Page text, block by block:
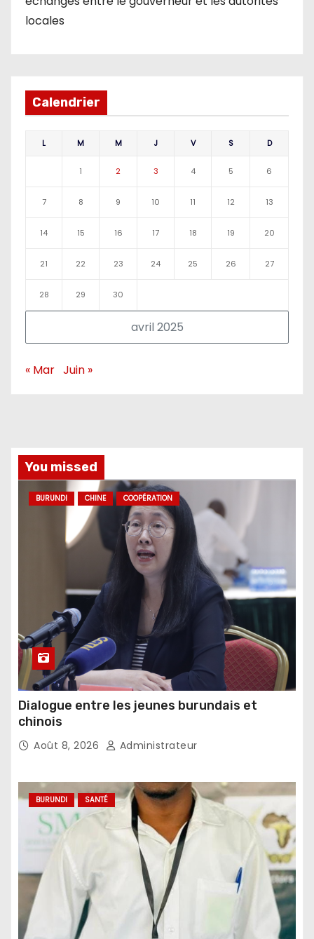
locales
Calendrier
avril 2025
L M M J V S D
1 2 3 4 5 6
7 8 9 10 11 12 13
14 15 16 17 18 19 20
21 22 23 24 25 26 27
28 29 30
« Mar Juin »
You missed
BURUNDI CHINE COOPÉRATION
Dialogue entre les jeunes burundais et
chinois
Août 8, 2026 Administrateur
BURUNDI SANTÉ